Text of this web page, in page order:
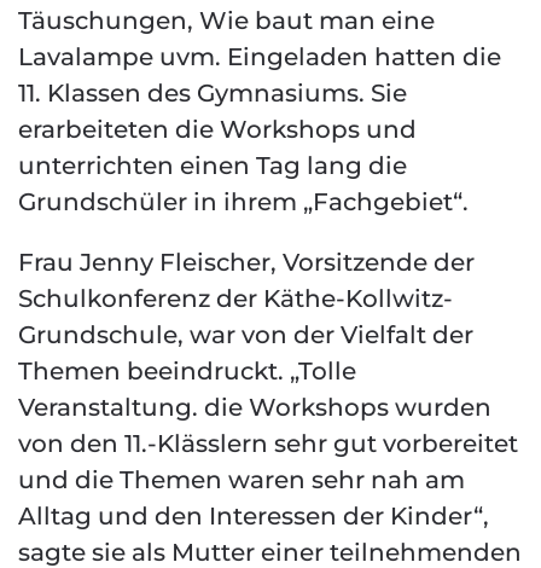
Täuschungen, Wie baut man eine
Lavalampe uvm. Eingeladen hatten die
11. Klassen des Gymnasiums. Sie
erarbeiteten die Workshops und
unterrichten einen Tag lang die
Grundschüler in ihrem „Fachgebiet“.
Frau Jenny Fleischer, Vorsitzende der
Schulkonferenz der Käthe-Kollwitz-
Grundschule, war von der Vielfalt der
Themen beeindruckt. „Tolle
Veranstaltung. die Workshops wurden
von den 11.-Klässlern sehr gut vorbereitet
und die Themen waren sehr nah am
Alltag und den Interessen der Kinder“,
sagte sie als Mutter einer teilnehmenden